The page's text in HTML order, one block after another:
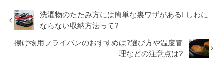
洗濯物のたたみ方には簡単な裏ワザがある! しわに
ならない収納方法って?
揚げ物用フライパンのおすすめは?選び方や温度管
理などの注意点は?